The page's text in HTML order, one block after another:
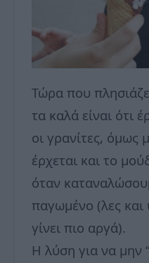
Τώρα που
τα καλά είναι ότι
οι γρανίτες, όμως
έρχεται και το
όταν
παγωμένο (λες
γίνει πιο αργά).
Η λύση για να μην